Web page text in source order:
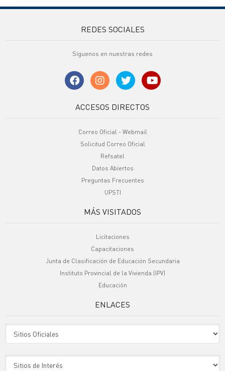
REDES SOCIALES
Síguenos en nuestras redes
ACCESOS DIRECTOS
Correo Oficial - Webmail
Solicitud Correo Oficial
Refsatel
Datos Abiertos
Preguntas Frecuentes
UPSTI
MÁS VISITADOS
Licitaciones
Capacitaciones
Junta de Clasificación de Educación Secundaria
Instituto Provincial de la Vivienda (IPV)
Educación
ENLACES